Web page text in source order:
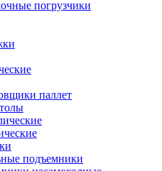
погрузчики
паллет
подъемники